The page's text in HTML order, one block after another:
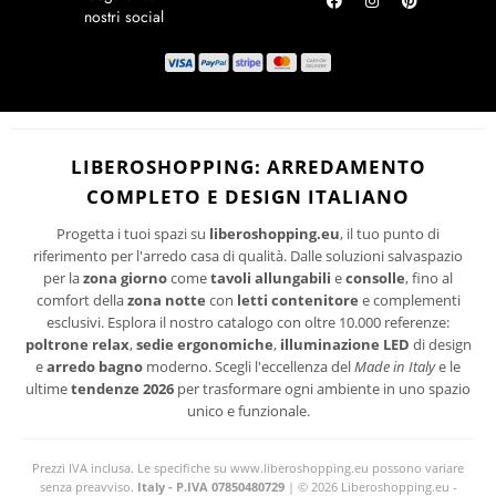
RICHIEDI UN RESO
novità per la tua casa.
Per maggiori informazioni sul trattamento dei dati personali consultare laPRIVACY
LIBEROSHOPPING: ARREDAMENTO
COMPLETO E DESIGN ITALIANO
Progetta i tuoi spazi su liberoshopping.eu, il tuo punto di
riferimento per l'arredo casa di qualità. Dalle soluzioni salvaspazio
per lazona giornocometavoli allungabili econsolle, fino al
comfort dellazona notte con letti contenitore e complementi
esclusivi. Esplora il nostro catalogo con oltre 10.000 referenze:
poltrone relax,sedie ergonomiche, illuminazione LED di design
earredo bagno moderno. Scegli l'eccellenza delMade in Italye le
ultimetendenze 2026 per trasformare ogni ambiente in uno spazio
unico e funzionale.
Prezzi IVA inclusa. Le specifiche su www.liberoshopping.eu possono variare
senza preavviso. Italy - P.IVA 07850480729| © 2026 Liberoshopping.eu -